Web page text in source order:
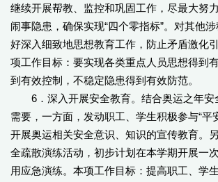
继续开展帮教、监控和巩固工作，尽最大努
闹事隐患，确保实现“四个零指标”。对其他
好深入细致地思想教育工作，防止矛盾激化
项工作目标：要实现各类重点人员思想得到
到有效控制，不稳定隐患得到有效防范。
6．深入开展安全教育。结合奥运之年安
需要，一方面，发动职工、学生积极参与“平
开展奥运相关安全意识、知识的宣传教育。
全疏散演练活动，初步计划在本学期开展一
用应急演练。本项工作目标：提高职工、学